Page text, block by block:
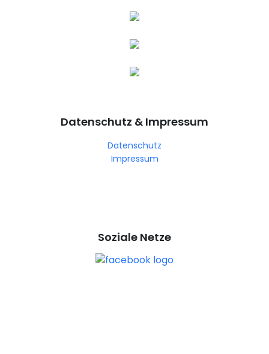
Datenschutz & Impressum
Datenschutz
Impressum
Soziale Netze